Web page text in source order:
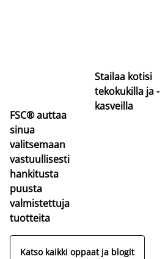
FSC® auttaa
sinua
valitsemaan
vastuullisesti
hankitusta
puusta
valmistettuja
tuotteita
Stailaa kotisi
tekokukilla ja -
kasveilla
Katso kaikki oppaat ja blogit